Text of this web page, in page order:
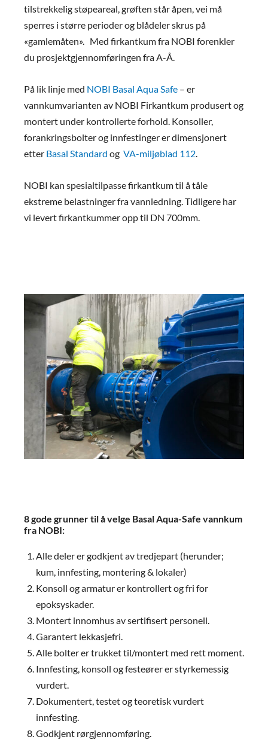
tilstrekkelig støpeareal, grøften står åpen, vei må
sperres i større perioder og blådeler skrus på
«gamlemåten». Med firkantkum fra NOBI forenkler
du prosjektgjennomføringen fra A-Å.
På lik linje med NOBI Basal Aqua Safe – er
vannkumvarianten av NOBI Firkantkum produsert og
montert under kontrollerte forhold. Konsoller,
forankringsbolter og innfestinger er dimensjonert
etter Basal Standard og VA-miljøblad 112.
NOBI kan spesialtilpasse firkantkum til å tåle
ekstreme belastninger fra vannledning. Tidligere har
vi levert firkantkummer opp til DN 700mm.
8 gode grunner til å velge Basal Aqua-Safe vannkum
fra NOBI:
Alle deler er godkjent av tredjepart (herunder;
kum, innfesting, montering & lokaler)
Konsoll og armatur er kontrollert og fri for
epoksyskader.
Montert innomhus av sertifisert personell.
Garantert lekkasjefri.
Alle bolter er trukket til/montert med rett moment.
Innfesting, konsoll og festeører er styrkemessig
vurdert.
Dokumentert, testet og teoretisk vurdert
innfesting.
Godkjent rørgjennomføring.